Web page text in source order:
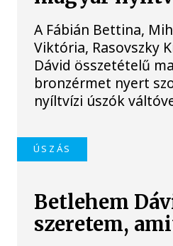
A Fábián Bettina,
Viktória, Rasovszky
Dávid összetételű
bronzérmet nyert
nyíltvízi úszók
ÚSZÁS
Betlehem
szeretem,